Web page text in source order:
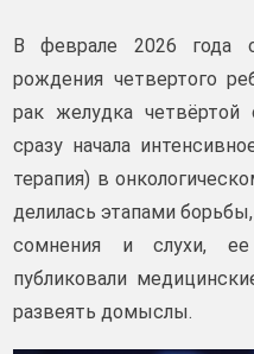
В феврале 2026 года
рождения четвертого
рак желудка
сразу начала
терапия) в
делилась этапами
сомнения и слухи, ее
публиковали
развеять домыслы.